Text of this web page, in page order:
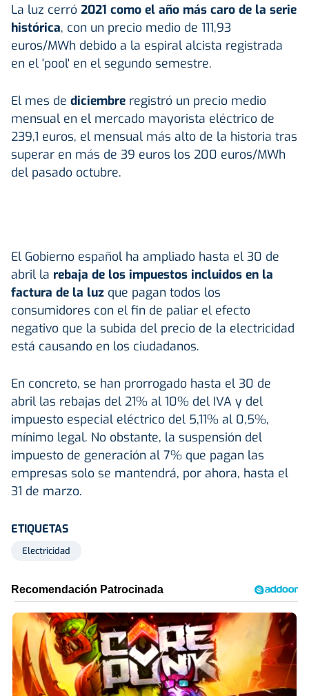
La luz cerró 2021 como el año más caro de la serie
histórica, con un precio medio de 111,93
euros/MWh debido a la espiral alcista registrada
en el 'pool' en el segundo semestre.
El mes de diciembre registró un precio medio
mensual en el mercado mayorista eléctrico de
239,1 euros, el mensual más alto de la historia tras
superar en más de 39 euros los 200 euros/MWh
del pasado octubre.
El Gobierno español ha ampliado hasta el 30 de
abril la rebaja de los impuestos incluidos en la
factura de la luz que pagan todos los
consumidores con el fin de paliar el efecto
negativo que la subida del precio de la electricidad
está causando en los ciudadanos.
En concreto, se han prorrogado hasta el 30 de
abril las rebajas del 21% al 10% del IVA y del
impuesto especial eléctrico del 5,11% al 0,5%,
mínimo legal. No obstante, la suspensión del
impuesto de generación al 7% que pagan las
empresas solo se mantendrá, por ahora, hasta el
31 de marzo.
ETIQUETAS
Electricidad